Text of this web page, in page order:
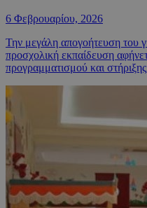
6 Φεβρουαρίου, 2026
Την μεγάλη απογοήτευση του
προσχολική εκπαίδευση
προγραμματισμού και